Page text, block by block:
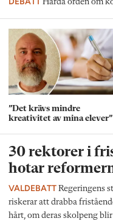
Hårda orden om
”Det krävs mindre
kreativitet av mina elever”
30 rektorer i
hotar
VALDEBATT Regeringens
riskerar att drabba
hårt, om deras skolpeng